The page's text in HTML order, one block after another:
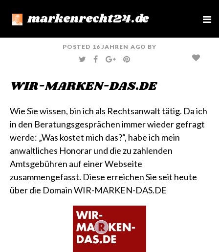
markenrecht24.de
e
POSTED 16 JAHREN AGO BY
T
W
T
E
F
A
B
O
G
O
E
P
I
E
R
WIR-MARKEN-DAS.DE
Wie Sie wissen, bin ich als Rechtsanwalttätig. Da ich
in den Beratungsgesprächen immer wieder gefragt
werde: „Was kostet mich das?“, habe ich mein
anwaltliches Honorar und die zu zahlenden
Amtsgebühren auf einer Webseite
zusammengefasst. Diese erreichen Sie seit heute
über die DomainWIR-MARKEN-DAS.DE